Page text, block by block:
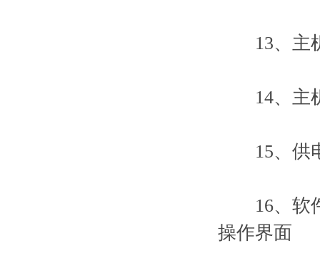
13、主机
14、主机
15、供电
16、软件
操作界面